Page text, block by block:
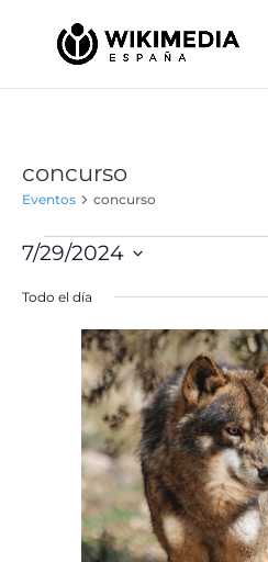
concurso
Eventos concurso
Eventos
julio
2024
7/29/2024
la
Todo el día